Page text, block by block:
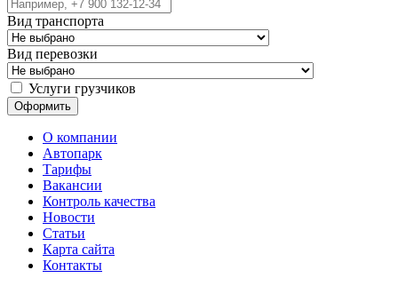
Вид транспорта
Вид перевозки
Услуги грузчиков
О компании
Автопарк
Тарифы
Вакансии
Контроль качества
Новости
Статьи
Карта сайта
Контакты